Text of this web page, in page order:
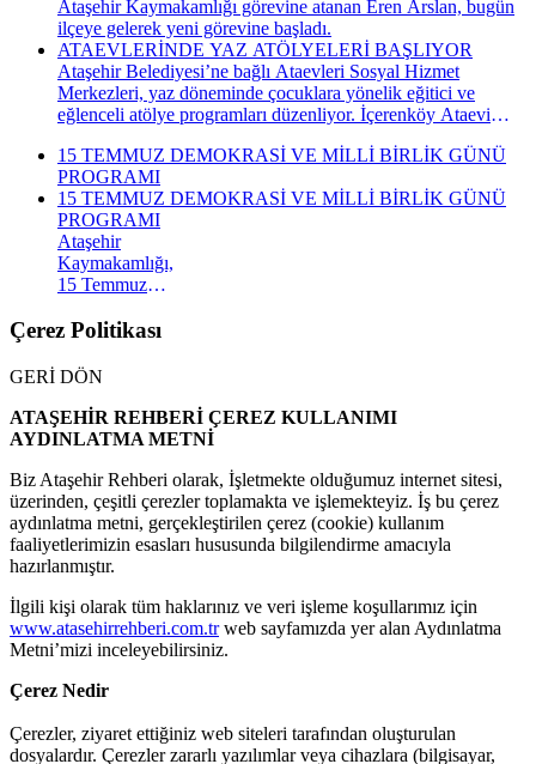
Ataşehir Kaymakamlığı görevine atanan Eren Arslan, bugün
ilçeye gelerek yeni görevine başladı.
ATAEVLERİNDE YAZ ATÖLYELERİ BAŞLIYOR
Ataşehir Belediyesi’ne bağlı Ataevleri Sosyal Hizmet
Merkezleri, yaz döneminde çocuklara yönelik eğitici ve
eğlenceli atölye programları düzenliyor. İçerenköy Ataevi
kapsamında çocuklar hem yeni beceriler kazanacak hem de
keyifli bir yaz dönemi geçirecek.
15 TEMMUZ DEMOKRASİ VE MİLLİ BİRLİK GÜNÜ
PROGRAMI
15 TEMMUZ DEMOKRASİ VE MİLLİ BİRLİK GÜNÜ
PROGRAMI
Ataşehir
Kaymakamlığı,
15 Temmuz
Millî Birlik
kapsamında
anma
programının
açıkladı. "İrade
Bizim, Vatan
Bizim"
temasıyla
gerçekleştirilecek
17 Temmuz
tarihleri
arasında çeşitli
düzenlenecek.
Çerez Politikası
GERİ DÖN
ATAŞEHİR REHBERİ ÇEREZ KULLANIMI
AYDINLATMA METNİ
Biz Ataşehir Rehberi olarak, İşletmekte olduğumuz internet sitesi,
üzerinden, çeşitli çerezler toplamakta ve işlemekteyiz. İş bu çerez
aydınlatma metni, gerçekleştirilen çerez (cookie) kullanım
faaliyetlerimizin esasları hususunda bilgilendirme amacıyla
hazırlanmıştır.
İlgili kişi olarak tüm haklarınız ve veri işleme koşullarımız için
www.atasehirrehberi.com.tr web sayfamızda yer alan Aydınlatma
Metni’mizi inceleyebilirsiniz.
Çerez Nedir
Çerezler, ziyaret ettiğiniz web siteleri tarafından oluşturulan
dosyalardır. Çerezler zararlı yazılımlar veya cihazlara (bilgisayar,